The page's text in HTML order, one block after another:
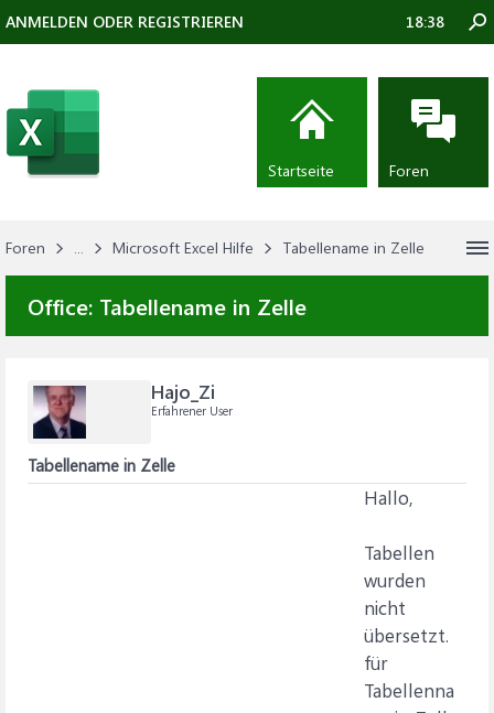
Foren ... Microsoft Excel Hilfe Tabellename in Zelle
Office: Tabellename in Zelle
Hajo_Zi
Erfahrener User
Tabellename in Zelle
Hallo,
Tabellen
wurden
nicht
übersetzt.
für
Tabellenna
ANMELDEN ODER REGISTRIEREN 18:38
Startseite Foren